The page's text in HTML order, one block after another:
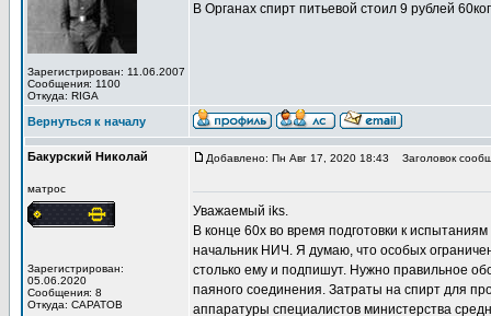
Зарегистрирован: 11.06.2007
Сообщения: 1100
Откуда: RIGA
В Органах спирт питьевой стоил 9 рублей
Вернуться к началу
Бакурский Николай
матрос
Зарегистрирован:
05.06.2020
Сообщения: 8
Откуда: САРАТОВ
Добавлено: Пн Авг 17, 2020 18:43 Заголовок
Уважаемый iks.
В конце 60х во время подготовки к
начальник НИЧ. Я думаю, что особых
столько ему и подпишут. Нужно правильное
паяного соединения. Затраты на спирт для
аппаратуры специалистов министерства